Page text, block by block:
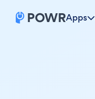
Apps